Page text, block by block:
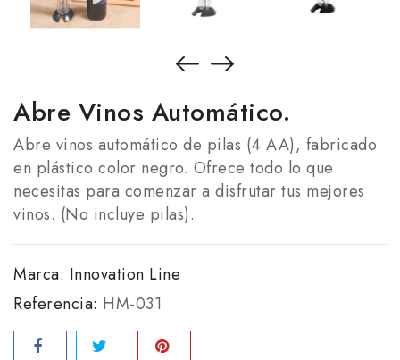
Abre Vinos Automático.
Abre vinos automático de pilas (4 AA), fabricado
en plástico color negro. Ofrece todo lo que
necesitas para comenzar a disfrutar tus mejores
vinos. (No incluye pilas).
Marca: Innovation Line
Referencia: HM-031